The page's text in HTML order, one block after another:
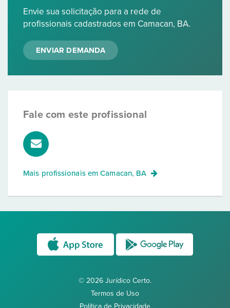
Envie sua solicitação para a rede de
profissionais cadastrados em Camacan, BA.
ENVIAR DEMANDA
Fale com este profissional
Mais profissionais emCamacan, BA
© 2026 Jurídico Certo.
Termos de Uso
Política de Privacidade